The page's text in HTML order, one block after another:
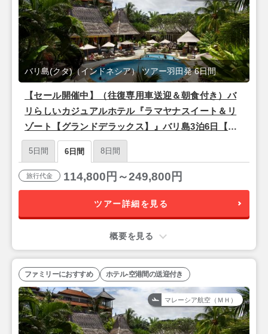
【セール開催中】（往復専用車送迎＆朝食付き）バ
リらしいカジュアルホテル『ラマヤナスイート＆リ
ゾート【グランドデラックス】』バリ島3泊6日【ベ
トジェットエア利用/羽田発/成田着】
バリ島(クタ)（インドネシア） ツアー羽田発 6日間
5日間 6日間 8日間
旅行代金 114,800円～249,800円
ツアー詳細を見る
概要を見る
マレーシア航空（ＭＨ）
ファミリーにおすすめ ホテル-空港間の送迎付き